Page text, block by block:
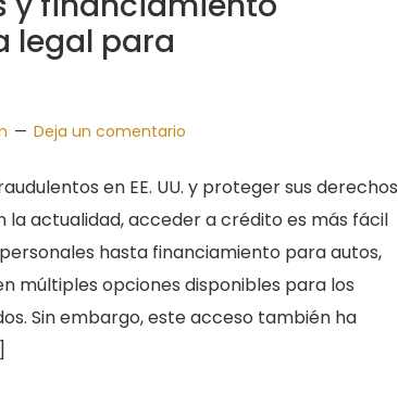
legal para
Deja un comentario
en EE. UU. y proteger sus derechos
la actualidad, acceder a crédito es más fácil
hasta financiamiento para autos,
múltiples opciones disponibles para los
Sin embargo, este acceso también ha
]